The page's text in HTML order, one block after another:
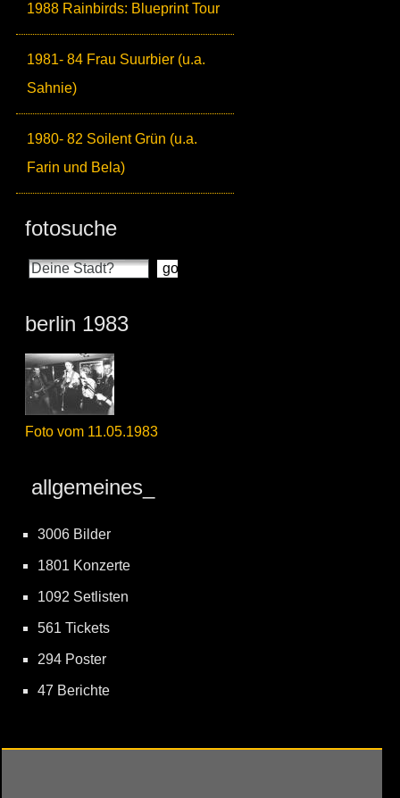
1988 Rainbirds: Blueprint Tour
1981- 84 Frau Suurbier (u.a.
Sahnie)
1980- 82 Soilent Grün (u.a.
Farin und Bela)
fotosuche
berlin 1983
Foto vom 11.05.1983
allgemeines_
3006 Bilder
1801 Konzerte
1092 Setlisten
561 Tickets
294 Poster
47 Berichte